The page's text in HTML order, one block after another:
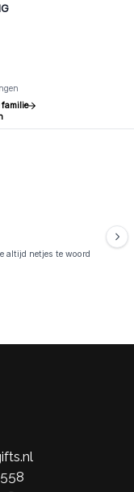
familie
altijd netjes te woord